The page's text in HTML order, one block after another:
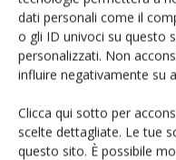
dati personali come il
o gli ID univoci su questo
personalizzati. Non
influire negativamente su
Clicca qui sotto per
scelte dettagliate. Le tue
questo sito. È possibile